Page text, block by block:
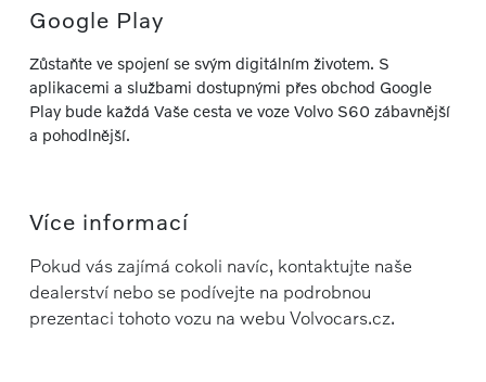
Google Play
Zůstaňte ve spojení se svým digitálním životem. S
aplikacemi a službami dostupnými přes obchod Google
Play bude každá Vaše cesta ve voze Volvo S60 zábavnější
a pohodlnější.
Více informací
Pokud vás zajímá cokoli navíc, kontaktujte naše
dealerství nebo se podívejte na podrobnou
prezentaci tohoto vozu na webu Volvocars.cz.